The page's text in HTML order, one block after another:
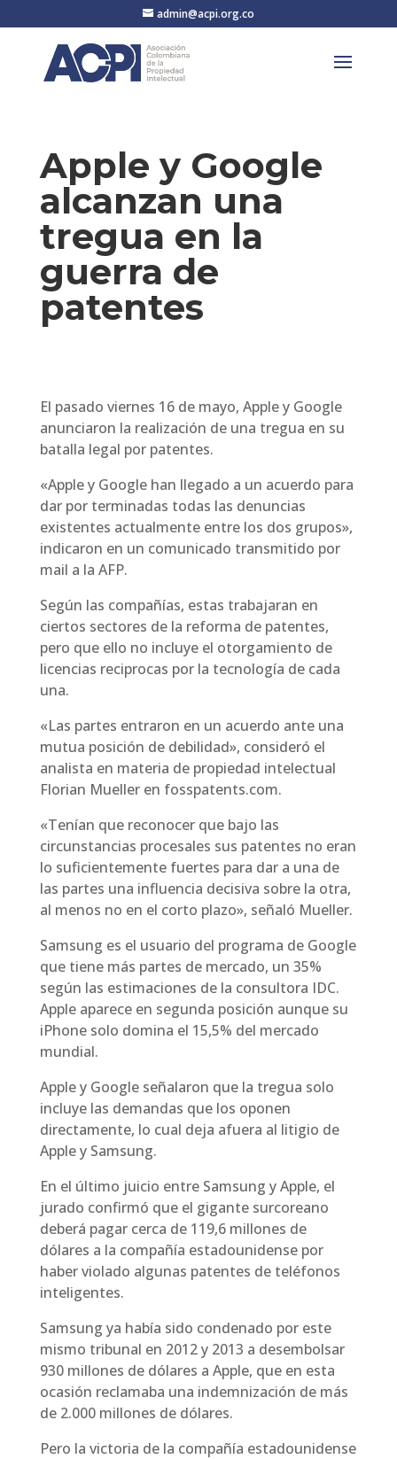
admin@acpi.org.co
Apple y Google
alcanzan una
tregua en la
guerra de
patentes
El pasado viernes 16 de mayo, Apple y Google
anunciaron la realización de una tregua en su
batalla legal por patentes.
«Apple y Google han llegado a un acuerdo para
dar por terminadas todas las denuncias
existentes actualmente entre los dos grupos»,
indicaron en un comunicado transmitido por
mail a la AFP.
Según las compañías, estas trabajaran en
ciertos sectores de la reforma de patentes,
pero que ello no incluye el otorgamiento de
licencias reciprocas por la tecnología de cada
una.
«Las partes entraron en un acuerdo ante una
mutua posición de debilidad», consideró el
analista en materia de propiedad intelectual
Florian Mueller en fosspatents.com.
«Tenían que reconocer que bajo las
circunstancias procesales sus patentes no eran
lo suficientemente fuertes para dar a una de
las partes una influencia decisiva sobre la otra,
al menos no en el corto plazo», señaló Mueller.
Samsung es el usuario del programa de Google
que tiene más partes de mercado, un 35%
según las estimaciones de la consultora IDC.
Apple aparece en segunda posición aunque su
iPhone solo domina el 15,5% del mercado
mundial.
Apple y Google señalaron que la tregua solo
incluye las demandas que los oponen
directamente, lo cual deja afuera al litigio de
Apple y Samsung.
En el último juicio entre Samsung y Apple, el
jurado confirmó que el gigante surcoreano
deberá pagar cerca de 119,6 millones de
dólares a la compañía estadounidense por
haber violado algunas patentes de teléfonos
inteligentes.
Samsung ya había sido condenado por este
mismo tribunal en 2012 y 2013 a desembolsar
930 millones de dólares a Apple, que en esta
ocasión reclamaba una indemnización de más
de 2.000 millones de dólares.
Pero la victoria de la compañía estadounidense